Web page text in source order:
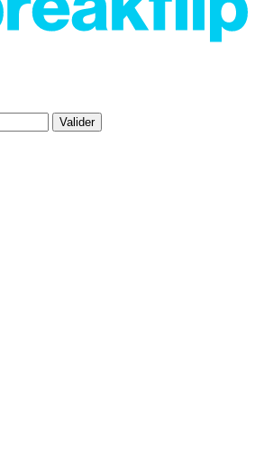
Valider